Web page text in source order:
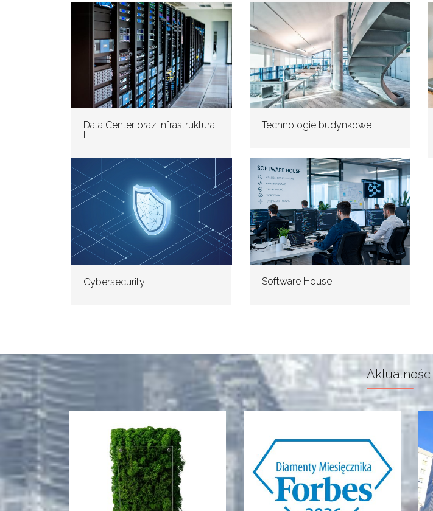
Data Center oraz infrastruktura
IT
Technologie budynkowe
Cybersecurity Software House
Aktualności